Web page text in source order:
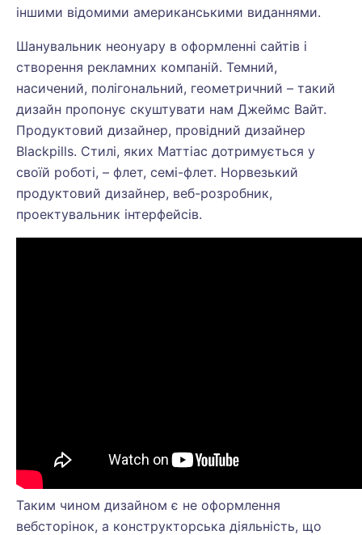
іншими відомими американськими виданнями.
Шанувальник неонуару в оформленні сайтів і
створення рекламних компаній. Темний,
насичений, полігональний, геометричний – такий
дизайн пропонує скуштувати нам Джеймс Вайт.
Продуктовий дизайнер, провідний дизайнер
Blackpills. Стилі, яких Маттіас дотримується у
своїй роботі, – флет, семі-флет. Норвезький
продуктовий дизайнер, веб-розробник,
проектувальник інтерфейсів.
Таким чином дизайном є не оформлення
вебсторінок, а конструкторська діяльність, що